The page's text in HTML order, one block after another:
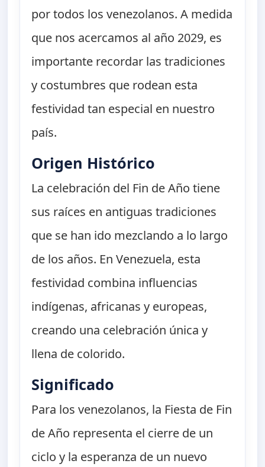
por todos los venezolanos. A medida
que nos acercamos al año 2029, es
importante recordar las tradiciones
y costumbres que rodean esta
festividad tan especial en nuestro
país.
Origen Histórico
La celebración del Fin de Año tiene
sus raíces en antiguas tradiciones
que se han ido mezclando a lo largo
de los años. En Venezuela, esta
festividad combina influencias
indígenas, africanas y europeas,
creando una celebración única y
llena de colorido.
Significado
Para los venezolanos, la Fiesta de Fin
de Año representa el cierre de un
ciclo y la esperanza de un nuevo